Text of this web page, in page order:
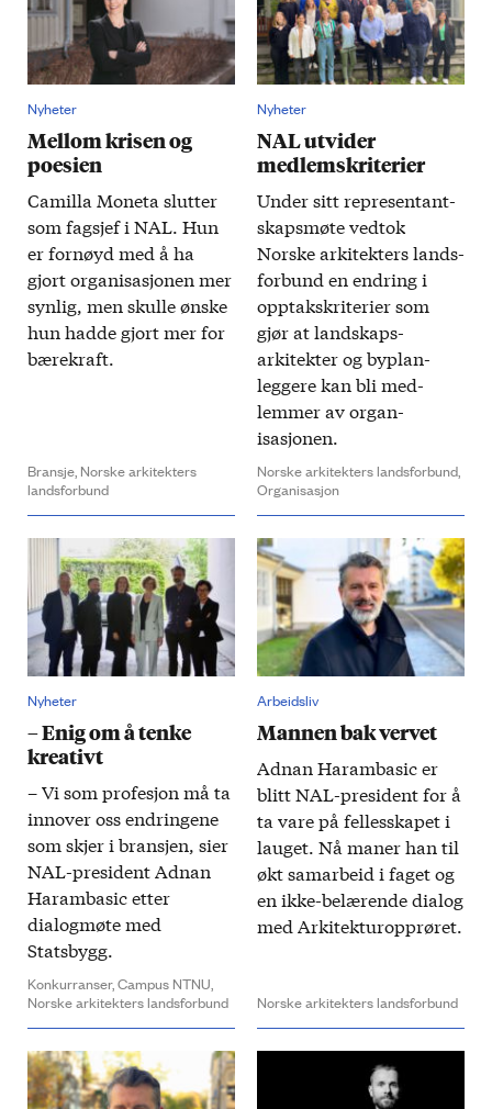
Nyheter
Mellom krisen og
poesien
Camilla Moneta slutter
som fagsjef i NAL. Hun
er fornøyd med å ha
gjort organi­sasjonen mer
synlig, men skulle ønske
hun hadde gjort mer for
bære­kraft.
Bransje, Norske arkitekters
landsforbund
Nyheter
NAL utvider
medlemskriterier
Under sitt representant­
skaps­møte vedtok
Norske arkitekters lands­
forbund en endring i
opptaks­kriterier som
gjør at land­skaps­
arkitekter og by­plan­
leggere kan bli med­
lemmer av organ­
isasjonen.
Norske arkitekters landsforbund,
Organisasjon
Nyheter
– Enig om å tenke
kreativt
– Vi som profesjon må ta
innover oss endringene
som skjer i bransjen, sier
NAL-president Adnan
Harambasic etter
dialogmøte med
Statsbygg.
Konkurranser,Campus NTNU,
Norske arkitekters landsforbund
Arbeidsliv
Mannen bak vervet
Adnan Haram­basic er
blitt NAL-president for å
ta vare på felles­skapet i
lauget. Nå maner han til
økt sam­arbeid i faget og
en ikke­-belærende dialog
med Arkitektur­opprøret.
Norske arkitekters landsforbund